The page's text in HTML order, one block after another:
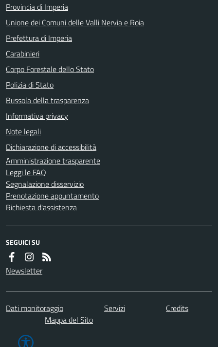
Provincia di Imperia
Unione dei Comuni delle Valli Nervia e Roia
Prefettura di Imperia
Carabinieri
Corpo Forestale dello Stato
Polizia di Stato
Bussola della trasparenza
Informativa privacy
Note legali
Dichiarazione di accessibilità
Amministrazione trasparente
Leggi le FAQ
Segnalazione disservizio
Prenotazione appuntamento
Richiesta d'assistenza
SEGUICI SU
Newsletter
Dati monitoraggio Servizi
Credits
Mappa del Sito